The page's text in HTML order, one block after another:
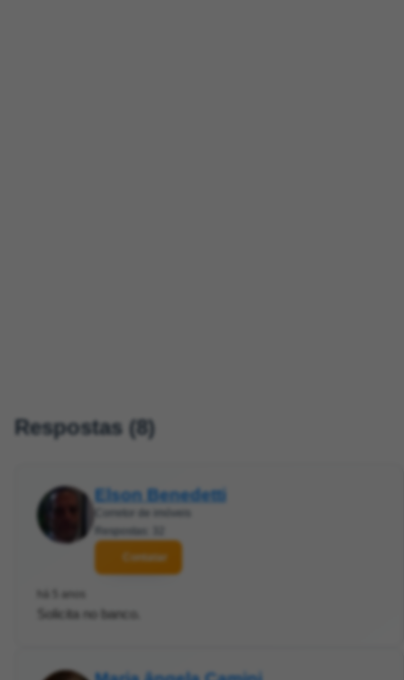
Respostas (8)
Elson Benedetti
Contatar
Solicita no banco.